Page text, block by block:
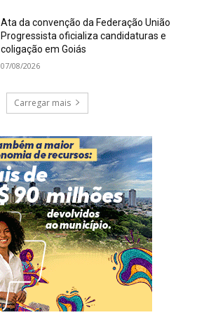
Ata da convenção da Federação União
Progressista oficializa candidaturas e
coligação em Goiás
07/08/2026
Carregar mais